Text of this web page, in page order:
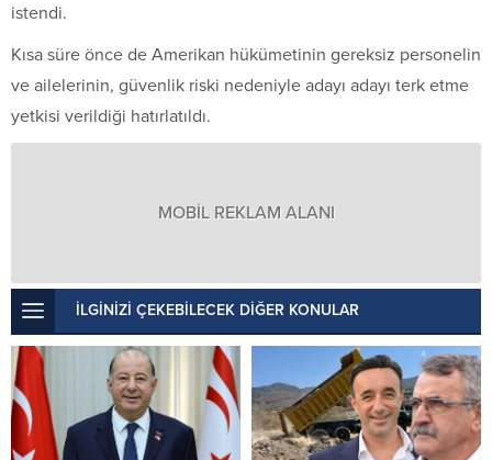
istendi.
Kısa süre önce de Amerikan hükümetinin gereksiz personelin
ve ailelerinin, güvenlik riski nedeniyle adayı adayı terk etme
yetkisi verildiği hatırlatıldı.
MOBİL REKLAM ALANI
İLGİNİZİ ÇEKEBİLECEK DİĞER KONULAR